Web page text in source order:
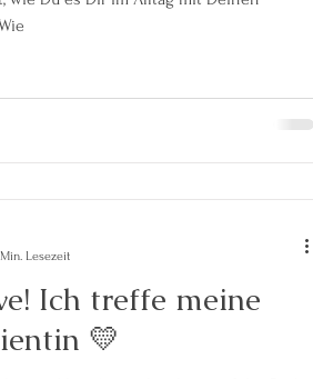
wünschst. Wie
Ich treffe meine
💛
Lesezeit